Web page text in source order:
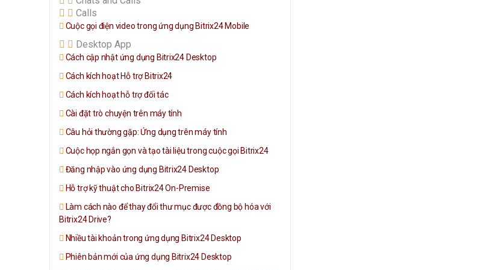
Calls
Cuộc gọi điện video trong ứng dụng Bitrix24 Mobile
Desktop App
Cách cập nhật ứng dụng Bitrix24 Desktop
Cách kích hoạt Hỗ trợ Bitrix24
Cách kích hoạt hỗ trợ đối tác
Cài đặt trò chuyện trên máy tính
Câu hỏi thường gặp: Ứng dụng trên máy tính
Cuộc họp ngắn gọn và tạo tài liệu trong cuộc gọi Bitrix24
Đăng nhập vào ứng dụng Bitrix24 Desktop
Hỗ trợ kỹ thuật cho Bitrix24 On-Premise
Làm cách nào để thay đổi thư mục được đồng bộ hóa với
Bitrix24 Drive?
Nhiều tài khoản trong ứng dụng Bitrix24 Desktop
Phiên bản mới của ứng dụng Bitrix24 Desktop